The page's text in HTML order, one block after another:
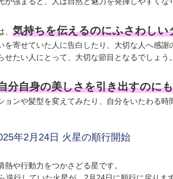
、 気持ちを伝えるのにふさわしい
を寄せていた人に告白したり、大切な人へ感
せたい人にとって、大切な節目となるでしょう。
分自身の美しさを引き出すのに
ョンや髪型を変えてみたり、自分をいたわる
年2月24日 火星の順行開始
熱や行動力をつかさどる星です。